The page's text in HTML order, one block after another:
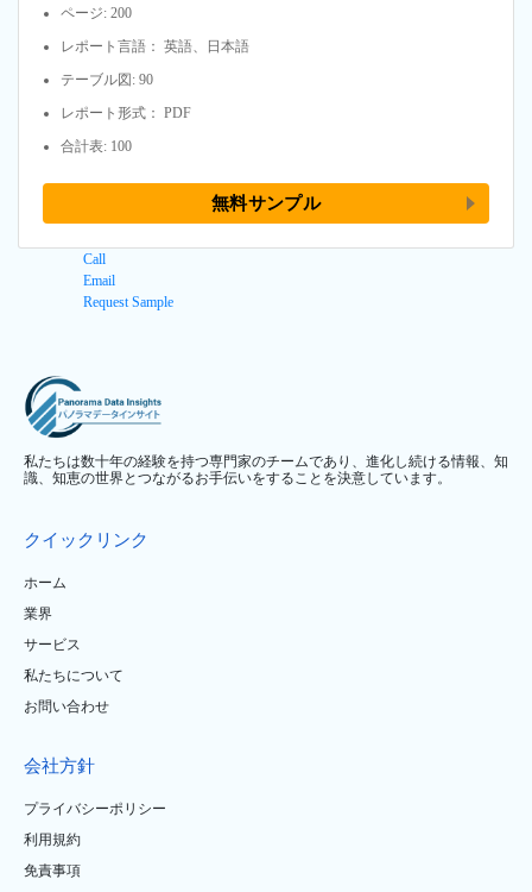
ページ: 200
レポート言語： 英語、日本語
テーブル図: 90
レポート形式： PDF
合計表: 100
無料サンプル
Call
Email
Request Sample
私たちは数十年の経験を持つ専門家のチームであり、進化し続ける情報、知
識、知恵の世界とつながるお手伝いをすることを決意しています。
クイックリンク
ホーム
業界
サービス
私たちについて
お問い合わせ
会社方針
プライバシーポリシー
利用規約
免責事項